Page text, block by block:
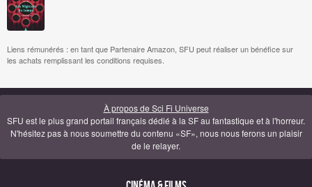
Liens rémunérés : en tant que Partenaire Amazon, SFU peut réaliser un bénéfice sur
les achats remplissant les conditions requises.
À propos de Sci Fi Universe
SFU est le plus grand portail français dédié à la SF au fantastique et à l'horreur.
N'hésitez pas à nous soumettre du contenu «SF», nous nous ferons un plaisir
de le relayer.